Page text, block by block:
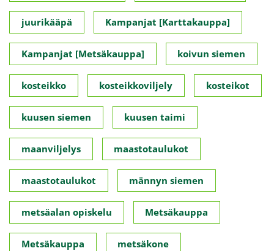
juurikääpä Kampanjat [Karttakauppa]
Kampanjat [Metsäkauppa] koivun siemen
kosteikko kosteikkoviljely kosteikot
kuusen siemen kuusen taimi
maanviljelys maastotaulukot
maastotaulukot männyn siemen
metsäalan opiskelu Metsäkauppa
Metsäkauppa metsäkone